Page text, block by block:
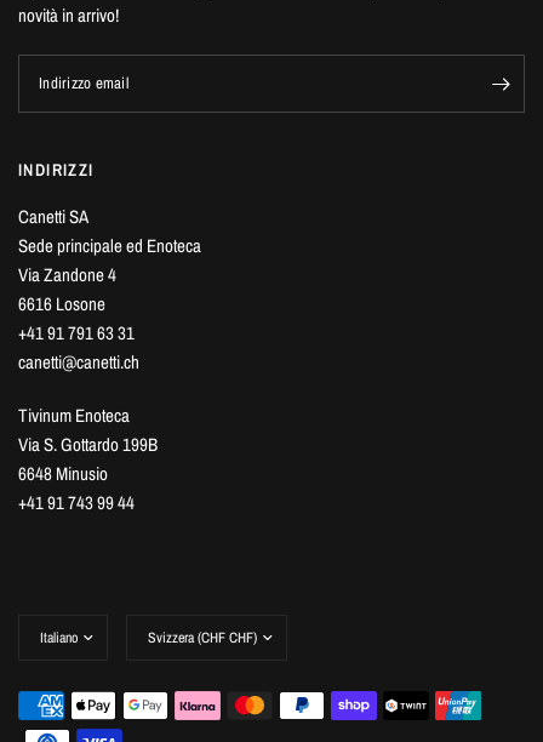
novità in arrivo!
Indirizzo email
INDIRIZZI
Canetti SA
Sede principale ed Enoteca
Via Zandone 4
6616 Losone
+41 91 791 63 31
canetti@canetti.ch
Tivinum Enoteca
Via S. Gottardo 199B
6648 Minusio
+41 91 743 99 44
paese/area
paese/area